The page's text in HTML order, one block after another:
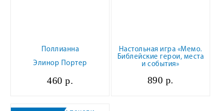
Поллианна
Элинор Портер
460 р.
Настольная игра «Мемо.
Библейские герои, места
и события»
890 р.